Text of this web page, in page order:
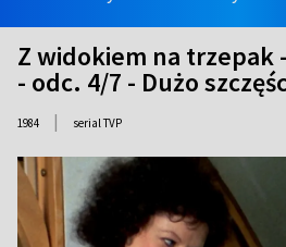
Z widokiem na trzepak
- odc. 4/7 - Dużo
1984 | serial TVP